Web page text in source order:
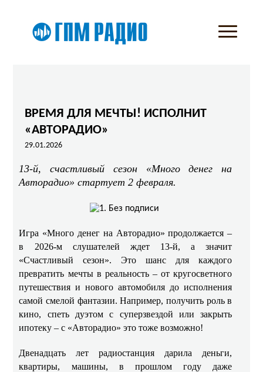
ВРЕМЯ ДЛЯ МЕЧТЫ! ИСПОЛНИТ
«АВТОРАДИО»
29.01.2026
13-й, счастливый сезон «Много денег на
Авторадио» стартует 2 февраля.
Игра «Много денег на Авторадио» продолжается –
в 2026-м слушателей ждет 13-й, а значит
«Счастливый сезон». Это шанс для каждого
превратить мечты в реальность – от кругосветного
путешествия и нового автомобиля до исполнения
самой смелой фантазии. Например, получить роль в
кино, спеть дуэтом с суперзвездой или закрыть
ипотеку – с «Авторадио» это тоже возможно!
Двенадцать лет радиостанция дарила деньги,
квартиры, машины, в прошлом году даже